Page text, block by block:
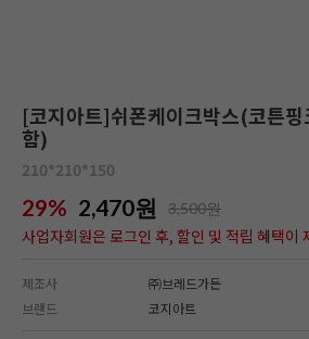
[코지아트]쉬폰케이크박스(코튼
함)
210*210*150
29% 2,470원 3,500원
사업자회원은 로그인 후, 할인 및 적립 혜택이
제조사
㈜브레드가든
브랜드
코지아트